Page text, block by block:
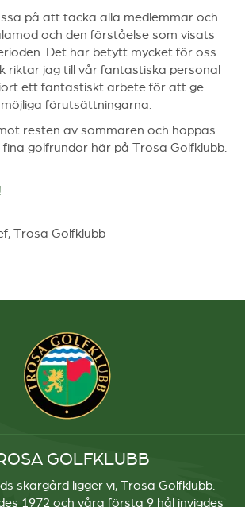
på att tacka alla medlemmar och
och den förståelse som visats
Det har betytt mycket för oss.
riktar jag till vår fantastiska personal
ett fantastiskt arbete för att ge
förutsättningarna.
resten av sommaren och hoppas
golfrundor här på Trosa Golfklubb.
Trosa Golfklubb
GOLFKLUBB
skärgård ligger vi, Trosa Golfklubb.
1972 och våra första 9 hål invigdes